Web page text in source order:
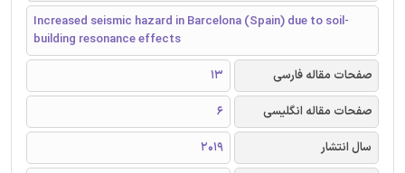
Increased seismic hazard in Barcelona (Spain) due to soil-
building resonance effects
صفحات مقاله فارسی
13
صفحات مقاله انگلیسی
6
سال انتشار
2019